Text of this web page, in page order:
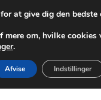
LEVERING fra 55
72 02
at give dig den bedste
mere om, hvilke cookies
.
Afvise Indstillinger